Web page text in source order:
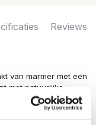
Reviews
van marmer met een
met natuurlijke
verticale ribbels.